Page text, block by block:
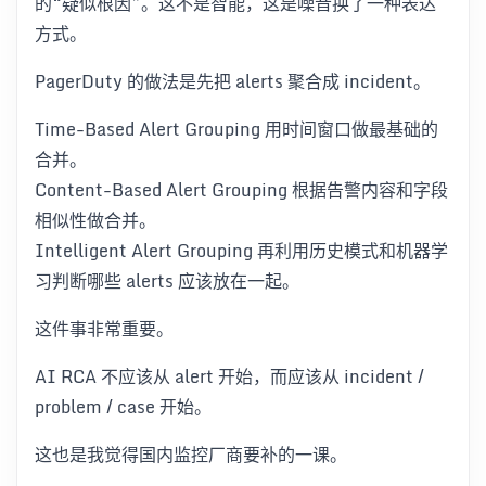
方式。
PagerDuty 的做法是先把 alerts 聚合成 incident。
Time-Based Alert Grouping 用时间窗口做最基础的
合并。
Content-Based Alert Grouping 根据告警内容和字段
相似性做合并。
Intelligent Alert Grouping 再利用历史模式和机器学
习判断哪些 alerts 应该放在一起。
这件事非常重要。
AI RCA 不应该从 alert 开始，而应该从 incident /
problem / case 开始。
这也是我觉得国内监控厂商要补的一课。